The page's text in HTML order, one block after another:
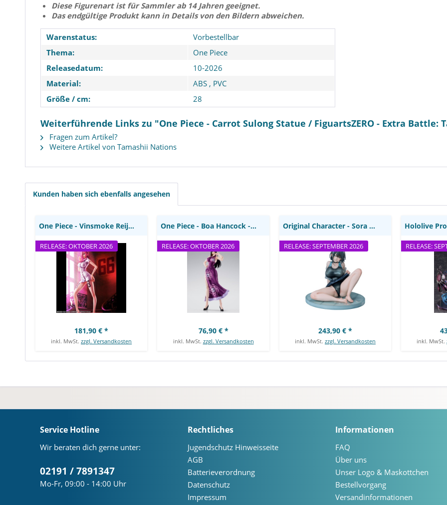
Diese Figurenart ist für Sammler ab 14 Jahren geeignet.
Das endgültige Produkt kann in Details von den Bildern abweichen.
Warenstatus:
Vorbestellbar
Thema:
One Piece
Releasedatum:
10-2026
Material:
ABS , PVC
Größe / cm:
28
Weiterführende Links zu "One Piece - Carrot Sulong Statue / FiguartsZERO - Extra Battle:
Fragen zum Artikel?
Weitere Artikel von Tamashii Nations
Kunden haben sich ebenfalls angesehen
One Piece - Vinsmoke Reiju
MegaHouse
RELEASE: OKTOBER 2026
One Piece - Vinsmoke Reiju Statue / Excellent...
181,90 € *
inkl. MwSt.zzgl. Versandkosten
One Piece - Boa Hancock -
RELEASE: OKTOBER 2026
One Piece - Boa Hancock -Marineford Actionfigur...
76,90 € *
inkl. MwSt. zzgl. Versandkosten
RELEASE: SEPTEMBER 2026
Original Character - Sora Minase Statue /...
243,90 € *
inkl. MwSt. zzgl. Versandkosten
RELEASE:
inkl. MwSt.
Service Hotline
Wir beraten dich gerne unter:
02191 / 7891347
Mo-Fr, 09:00 - 14:00 Uhr
Rechtliches
Jugendschutz Hinweisseite
AGB
Batterieverordnung
Datenschutz
Impressum
Informationen
FAQ
Über uns
Unser Logo & Maskottchen
Bestellvorgang
Versandinformationen